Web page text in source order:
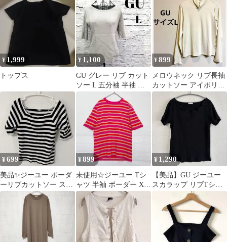
ュ S
ムコア
¥1,999
トップス
¥ 1,100
GU グレー リブ カット
ソー L 五分袖 半袖 無
地 シンプル 大人 上品
¥899
メロウネック リブ長袖
カットソー アイボリー
ジーユーLサイズ
¥699
美品✨️ジーユー ボーダ
ーリブカットソー スク
エアネック五分袖 S 白
黒 綿 お
¥899
未使用☆ジーユー Tシ
ャツ 半袖 ボーダー XL
桃 赤 レトロポップ y2k
¥ 1,290
【美品】GU ジーユー
スカラップ リブTシャ
ツ 黒 半袖 スクエアネ
ック M